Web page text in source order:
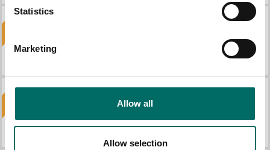
Statistics
Marketing
Allow all
Allow selection
Nyhet!
Verkstadsinredning 3 rulljalusi Ek skiva
Nyhet!
Perforerad panel, runda hål, 677mm, grå
K 12323
Nyhet!
Perforerad panel, runda hål, 861mm, grå
K 12322